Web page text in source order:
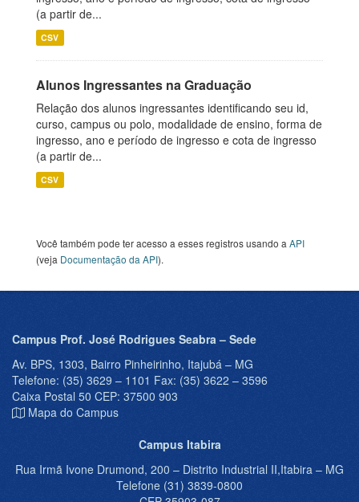
(a partir de...
CSV
Alunos Ingressantes na Graduação
Relação dos alunos ingressantes identificando seu id,
curso, campus ou polo, modalidade de ensino, forma de
ingresso, ano e período de ingresso e cota de ingresso
(a partir de...
CSV
Você também pode ter acesso a esses registros usando a API
(veja Documentação da API).
Campus Prof. José Rodrigues Seabra – Sede
Av. BPS, 1303, Bairro Pinheirinho, Itajubá – MG
Telefone: (35) 3629 – 1101 Fax: (35) 3622 – 3596
Caixa Postal 50 CEP: 37500 903
Mapa do Campus
Campus Itabira
Rua Irmã Ivone Drumond, 200 – Distrito Industrial II,Itabira – MG
Telefone (31) 3839-0800